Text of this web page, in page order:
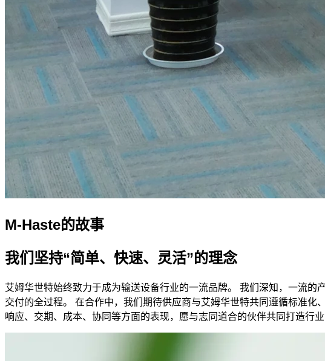
M-Haste的故事
我们坚持“简单、快速、灵活”的理念
艾姆华世特始终致力于成为输送设备行业的一流品牌。 我们深知，一流的
交付的全过程。 在合作中，我们期待供应商与艾姆华世特共同遵循标准化
响应、交期、成本、协同等方面的表现，愿与志同道合的伙伴共同打造行